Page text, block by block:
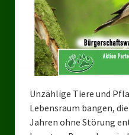
Unzählige Tiere und
Lebensraum bangen,
Jahren ohne Störung